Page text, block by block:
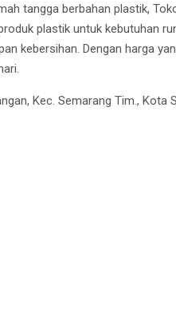
tangga berbahan plastik,
plastik untuk kebutuhan
kebersihan. Dengan harga
Kec. Semarang Tim., Kota